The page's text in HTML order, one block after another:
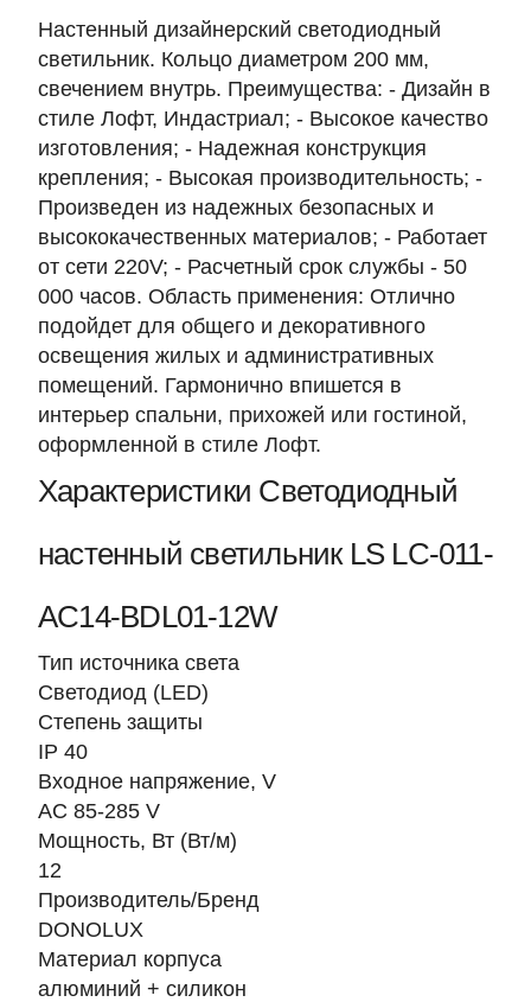
Настенный дизайнерский светодиодный
светильник. Кольцо диаметром 200 мм,
свечением внутрь. Преимущества: - Дизайн в
стиле Лофт, Индастриал; - Высокое качество
изготовления; - Надежная конструкция
крепления; - Высокая производительность; -
Произведен из надежных безопасных и
высококачественных материалов; - Работает
от сети 220V; - Расчетный срок службы - 50
000 часов. Область применения: Отлично
подойдет для общего и декоративного
освещения жилых и административных
помещений. Гармонично впишется в
интерьер спальни, прихожей или гостиной,
оформленной в стиле Лофт.
Характеристики Светодиодный
настенный светильник LS LC-011-
AC14-BDL01-12W
Тип источника света
Светодиод (LED)
Степень защиты
IP 40
Входное напряжение, V
AC 85-285 V
Мощность, Вт (Вт/м)
12
Производитель/Бренд
DONOLUX
Материал корпуса
алюминий + силикон